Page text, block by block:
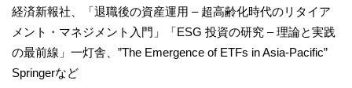
経済新報社、「退職後の資産運用 – 超高齢化時代のリタイア
メント・マネジメント入門」「ESG 投資の研究 – 理論と実践
の最前線」一灯舎、”The Emergence of ETFs in Asia-Pacific”
Springerなど